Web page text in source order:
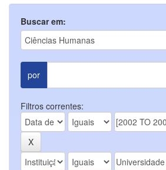
Buscar em:
por
Filtros correntes: